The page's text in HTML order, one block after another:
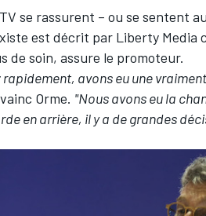
se rassurent – ou se sentent
est décrit par Liberty Media
de soin, assure le promoteur.
avons eu une
Orme. "Nous avons eu la
en arrière, il y a de grandes